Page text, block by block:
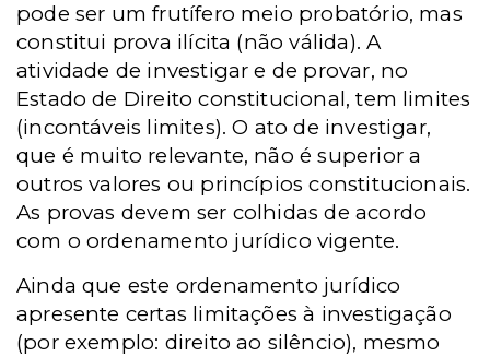
pode ser um frutífero meio probatório, mas
constitui prova ilícita (não válida). A
atividade de investigar e de provar, no
Estado de Direito constitucional, tem limites
(incontáveis limites). O ato de investigar,
que é muito relevante, não é superior a
outros valores ou princípios constitucionais.
As provas devem ser colhidas de acordo
com o ordenamento jurídico vigente.
Ainda que este ordenamento jurídico
apresente certas limitações à investigação
(por exemplo: direito ao silêncio), mesmo